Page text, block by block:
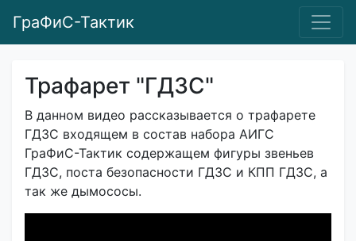
ГраФиС-Тактик
Трафарет "ГДЗС"
В данном видео рассказывается о трафарете
ГДЗС входящем в состав набора АИГС
ГраФиС-Тактик содержащем фигуры звеньев
ГДЗС, поста безопасности ГДЗС и КПП ГДЗС, а
так же дымососы.